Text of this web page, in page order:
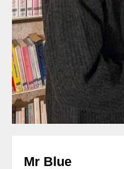
Mr Blue